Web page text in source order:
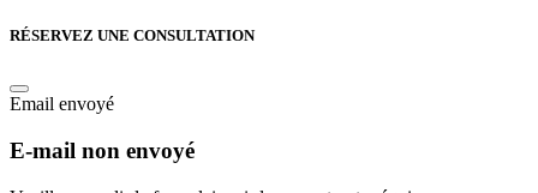
RÉSERVEZ UNE CONSULTATION
Email envoyé
E-mail non envoyé